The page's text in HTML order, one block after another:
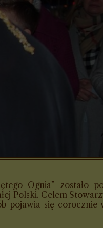
Ognia” zostało
Polski. Celem
pojawia się